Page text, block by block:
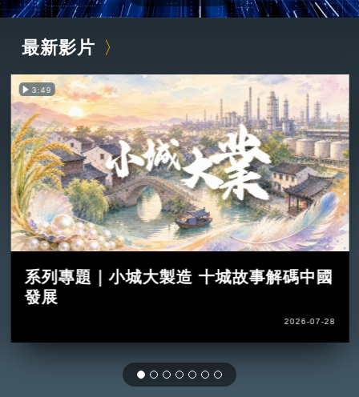
最新影片
3:49
系列專題｜小城大製造 十城故事解碼中國
發展
2026-07-28